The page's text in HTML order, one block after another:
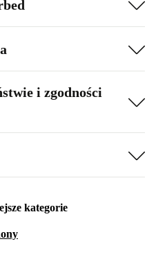
i zgodności
kategorie